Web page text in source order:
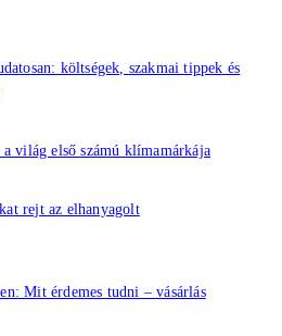
költségek, szakmai tippek és
világ első számú klímamárkája
rejt az elhanyagolt
Mit érdemes tudni – vásárlás